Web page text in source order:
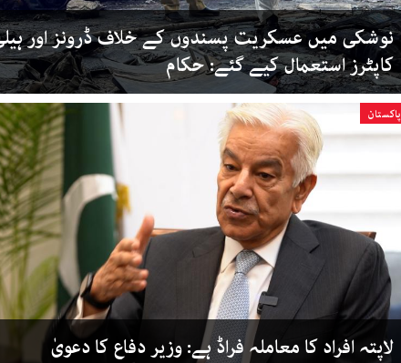
نوشکی میں عسکریت پسندوں کے خلاف ڈرونز اور
کاپٹرز استعمال کیے گئے: حکام
پاکستان
لاپتہ افراد کا معاملہ فراڈ ہے: وزیر دفاع کا دعویٰ